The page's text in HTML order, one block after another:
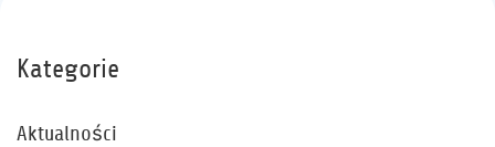
Kategorie
Aktualności